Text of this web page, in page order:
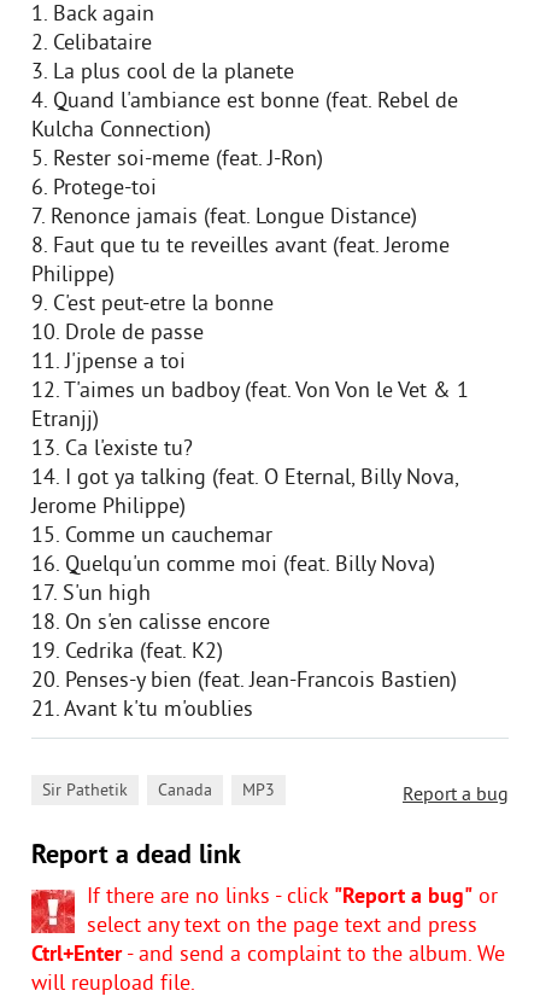
1. Back again
2. Celibataire
3. La plus cool de la planete
4. Quand l'ambiance est bonne (feat. Rebel de
Kulcha Connection)
5. Rester soi-meme (feat. J-Ron)
6. Protege-toi
7. Renonce jamais (feat. Longue Distance)
8. Faut que tu te reveilles avant (feat. Jerome
Philippe)
9. C'est peut-etre la bonne
10. Drole de passe
11. J'jpense a toi
12. T'aimes un badboy (feat. Von Von le Vet & 1
Etranjj)
13. Ca l'existe tu?
14. I got ya talking (feat. O Eternal, Billy Nova,
Jerome Philippe)
15. Comme un cauchemar
16. Quelqu'un comme moi (feat. Billy Nova)
17. S'un high
18. On s'en calisse encore
19. Cedrika (feat. K2)
20. Penses-y bien (feat. Jean-Francois Bastien)
21. Avant k'tu m'oublies
Report a bug
Sir Pathetik Canada MP3
Report a dead link
If there are no links - click "Report a bug" or
select any text on the page text and press
Ctrl+Enter- and send a complaint to the album. We
will reupload file.